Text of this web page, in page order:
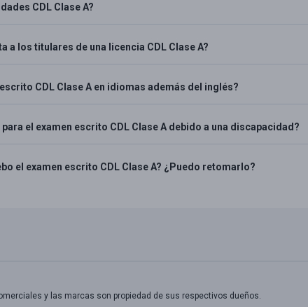
CDL Clase A?
a los titulares de una licencia CDL Clase A?
CDL Clase A en idiomas además del inglés?
el examen escrito CDL Clase A debido a una discapacidad?
el examen escrito CDL Clase A? ¿Puedo retomarlo?
y las marcas son propiedad de sus respectivos dueños.